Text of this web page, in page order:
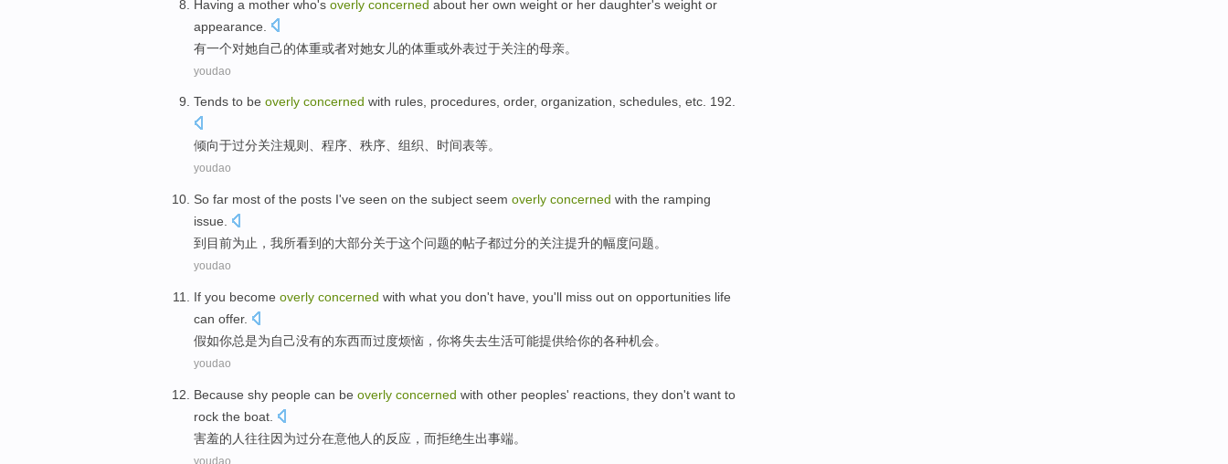
Having a mother who's overly concerned about her own weight or her daughter's weight or
appearance
有一个对她自己的体重或者对她女儿的体重或外表过于关注的母亲。
youdao
Tends to be overly concerned with rules, procedures, order, organization, schedules, etc. 192.
倾向于过分关注规则 、 程序、 秩序、 组织、 时间表等。
youdao
So far most of the posts I've seen on the subject seem overly concerned with the ramping
issue
到目前为止 ， 我所看到 的大部分关于这个问题的帖子都过分的关注提升的幅度问题。
youdao
If you become overly concerned with what you don't have , you'll miss out on opportunities life
can offer.
假如你总是为自己没有的东西而过度烦恼，你将失去生活可能提供给你的各种机会。
youdao
Because shy people can be overly concerned with other peoples' reactions they don't want to
rock the boat.
害羞的 人往往因为过分在意他人 的反应 ， 而拒绝生出事端。
youdao